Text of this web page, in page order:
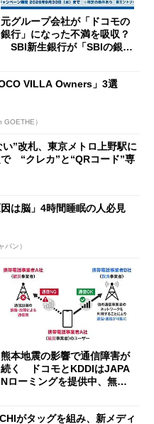
元グループ会社が「ドコモの
銀行」になった不満を吸収？
SBI新生銀行が「SBIの銀
開催 VILLA Owners」3選
）
”改札、東京メトロ上野駅に
“クレカ”と“QRコード”専
因は脳」4時間睡眠の人必見
パン）
熊本地震の影響で通信障害が
続く ドコモとKDDIはJAPA
Nローミングを提供中、無料
がタッグを組み、新メディ